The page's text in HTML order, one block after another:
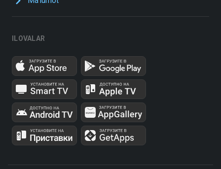
ILOVALAR